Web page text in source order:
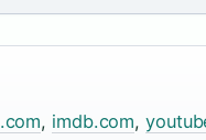
, imdb.com,